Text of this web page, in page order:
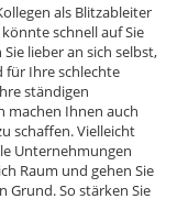
als Blitzableiter
schnell auf Sie
lieber an sich selbst,
für Ihre schlechte
ständigen
machen Ihnen auch
schaffen. Vielleicht
Unternehmungen
Raum und gehen Sie
Grund. So stärken Sie